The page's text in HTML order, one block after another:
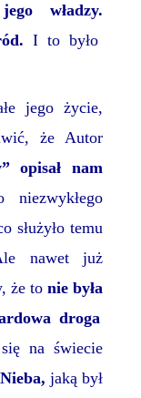
władzy.
I to było
jego życie,
że Autor
opisał nam
niezwykłego
służyło temu
nawet już
że tonie była
droga
na świecie
jaką był